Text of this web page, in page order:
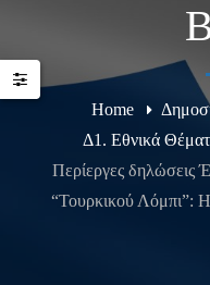
Home
Δ1. Εθνικά
Περίεργες δηλώσεις
“Τουρκικού Λόμπι”: